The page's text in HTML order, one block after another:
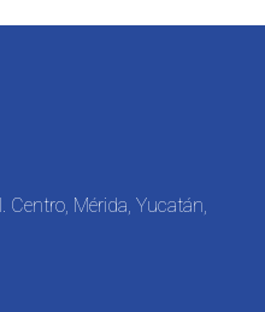
Mérida, Yucatán,